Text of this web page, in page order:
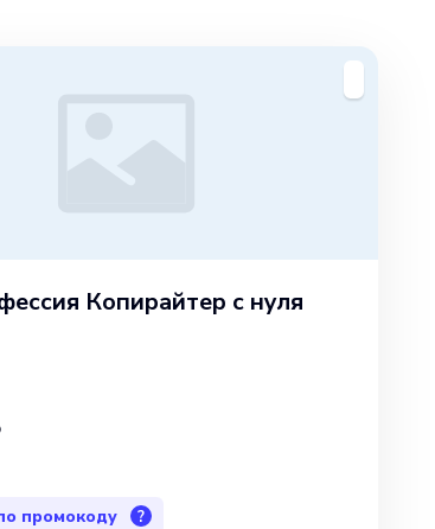
Копирайтер с нуля
промокоду ?